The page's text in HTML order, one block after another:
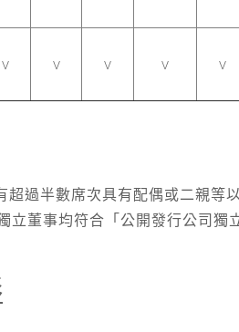
V V V V V
過半數席次具有配偶或二親等
立董事均符合「公開發行公司獨